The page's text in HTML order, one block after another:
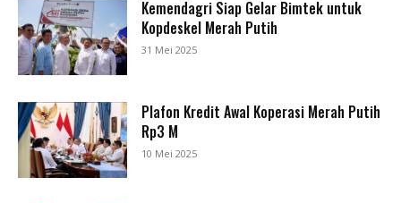
Kemendagri Siap Gelar Bimtek untuk
Kopdeskel Merah Putih
31 Mei 2025
Plafon Kredit Awal Koperasi Merah Putih
Rp3 M
10 Mei 2025